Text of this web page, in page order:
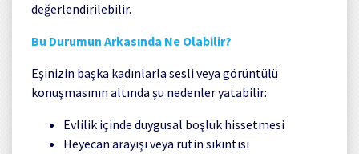
değerlendirilebilir.
Bu Durumun Arkasında Ne Olabilir?
Eşinizin başka kadınlarla sesli veya görüntülü
konuşmasının altında şu nedenler yatabilir:
Evlilik içinde duygusal boşluk hissetmesi
Heyecan arayışı veya rutin sıkıntısı